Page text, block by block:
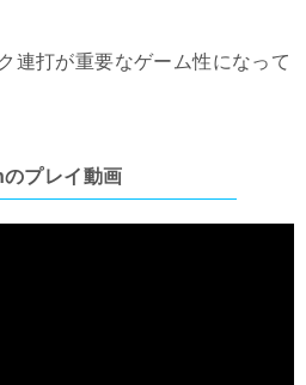
連打が重要なゲーム性になって
プレイ動画